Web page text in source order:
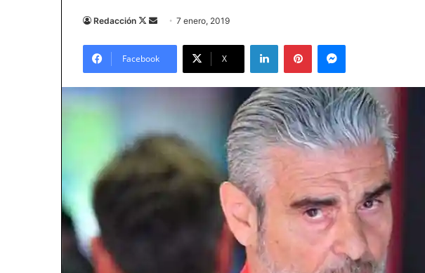
Redacción
Follow
Send7 enero, 2019
Facebook X
LinkedInPinterestMessenger